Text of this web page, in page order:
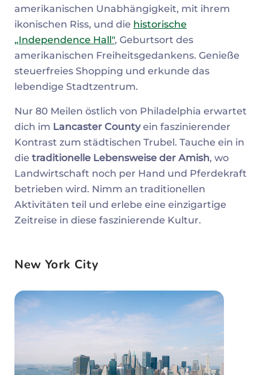
amerikanischen Unabhängigkeit, mit ihrem
ikonischen Riss, und die historische
„Independence Hall", Geburtsort des
amerikanischen Freiheitsgedankens. Genieße
steuerfreies Shopping und erkunde das
lebendige Stadtzentrum.
Nur 80 Meilen östlich von Philadelphia erwartet
dich im Lancaster Countyein faszinierender
Kontrast zum städtischen Trubel. Tauche ein in
die traditionelle Lebensweise der Amish, wo
Landwirtschaft noch per Hand und Pferdekraft
betrieben wird. Nimm an traditionellen
Aktivitäten teil und erlebe eine einzigartige
Zeitreise in diese faszinierende Kultur.
New York City